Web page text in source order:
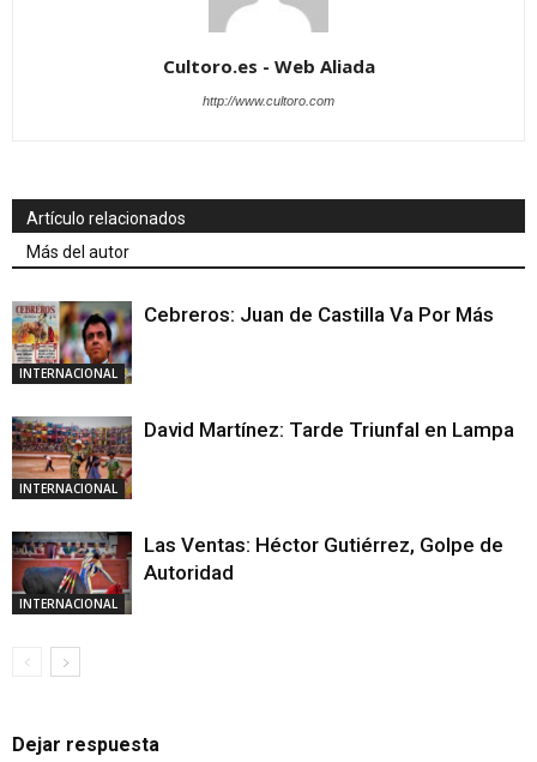
Cultoro.es - Web Aliada
http://www.cultoro.com
Artículo relacionados
Más del autor
INTERNACIONAL
Cebreros: Juan de Castilla Va Por Más
INTERNACIONAL
David Martínez: Tarde Triunfal en Lampa
INTERNACIONAL
Las Ventas: Héctor Gutiérrez, Golpe de
Autoridad
Dejar respuesta